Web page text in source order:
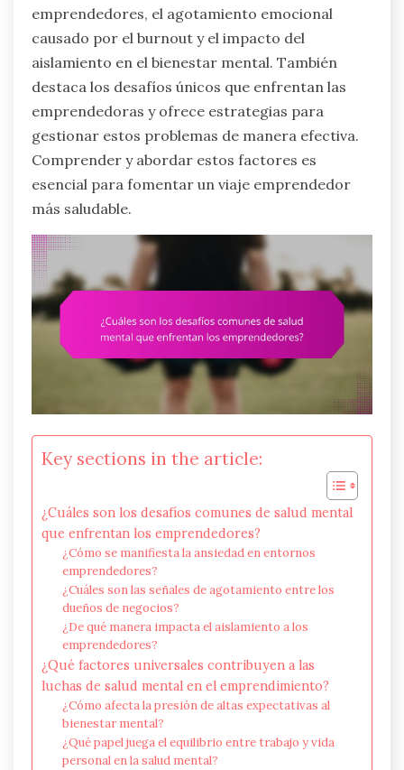
emprendedores, el agotamiento emocional
causado por el burnout y el impacto del
aislamiento en el bienestar mental. También
destaca los desafíos únicos que enfrentan las
emprendedoras y ofrece estrategias para
gestionar estos problemas de manera efectiva.
Comprender y abordar estos factores es
esencial para fomentar un viaje emprendedor
más saludable.
Key sections in the article:
¿Cuáles son los desafíos comunes de salud mental
que enfrentan los emprendedores?
¿Cómo se manifiesta la ansiedad en entornos
emprendedores?
¿Cuáles son las señales de agotamiento entre los
dueños de negocios?
¿De qué manera impacta el aislamiento a los
emprendedores?
¿Qué factores universales contribuyen a las
luchas de salud mental en el emprendimiento?
¿Cómo afecta la presión de altas expectativas al
bienestar mental?
¿Qué papel juega el equilibrio entre trabajo y vida
personal en la salud mental?